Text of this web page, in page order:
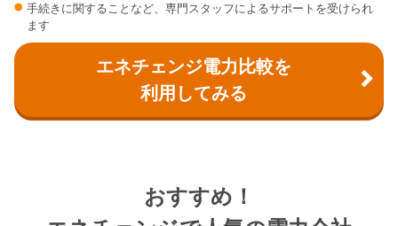
手続きに関することなど、専門スタッフによるサポートを受けられ
ます
エネチェンジ電力比較を
利用してみる
おすすめ！